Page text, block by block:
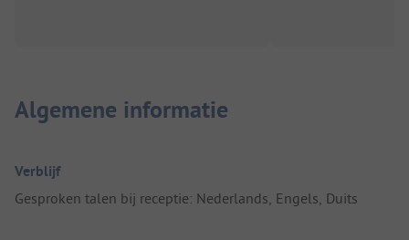
Algemene informatie
Verblijf
Gesproken talen bij receptie: Nederlands, Engels, Duits